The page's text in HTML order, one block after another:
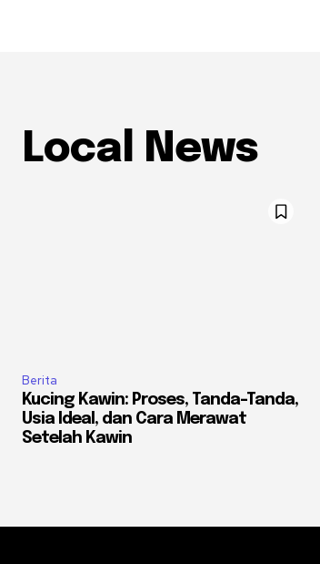
Local News
Berita
Kucing Kawin: Proses, Tanda-Tanda,
Usia Ideal, dan Cara Merawat
Setelah Kawin